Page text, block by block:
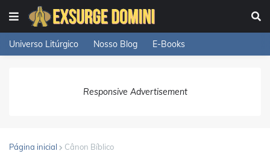
Universo Litúrgico Nosso Blog E-Books
Responsive Advertisement
Página inicial Cânon Bíblico